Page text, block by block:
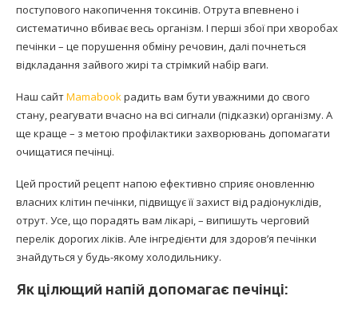
поступового накопичення токсинів. Отрута впевнено і
систематично вбиває весь організм. І перші збої при хворобах
печінки – це порушення обміну речовин, далі почнеться
відкладання зайвого жирі та стрімкий набір ваги.
Наш сайтMamabookрадить вам бути уважними до свого
стану, реагувати вчасно на всі сигнали (підказки) організму. А
ще краще – з метою профілактики захворювань допомагати
очищатися печінці.
Цей простий рецепт напою ефективно сприяє оновленню
власних клітин печінки, підвищує її захист від радіонуклідів,
отрут. Усе, що порадять вам лікарі, – випишуть черговий
перелік дорогих ліків. Але інгредієнти для здоров’я печінки
знайдуться у будь-якому холодильнику.
Як цілющий напій допомагає печінці: